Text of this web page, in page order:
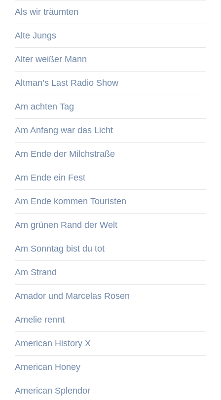
Als wir träumten
Alte Jungs
Alter weißer Mann
Altman’s Last Radio Show
Am achten Tag
Am Anfang war das Licht
Am Ende der Milchstraße
Am Ende ein Fest
Am Ende kommen Touristen
Am grünen Rand der Welt
Am Sonntag bist du tot
Am Strand
Amador und Marcelas Rosen
Amelie rennt
American History X
American Honey
American Splendor